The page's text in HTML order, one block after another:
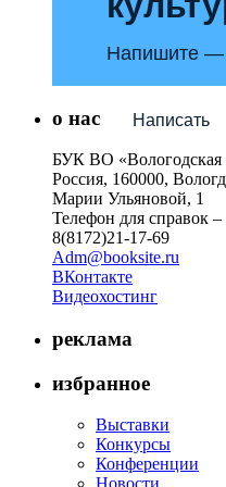
Напишите
Написать
о нас
БУК ВО «Вологодская
Россия, 160000,
Марии Ульяновой, 1
Телефон для справок –
8(8172)21-17-69
Adm@booksite.ru
ВКонтакте
Видеохостинг
реклама
избранное
Выставки
Конкурсы
Конференции